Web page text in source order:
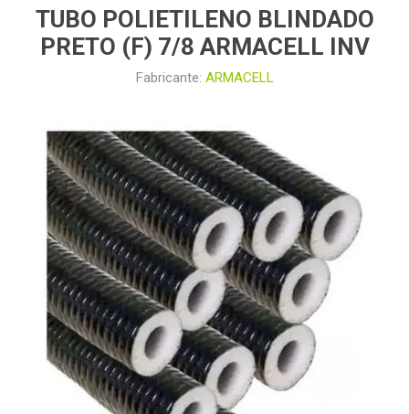
TUBO POLIETILENO BLINDADO
PRETO (F) 7/8 ARMACELL INV
Fabricante: ARMACELL